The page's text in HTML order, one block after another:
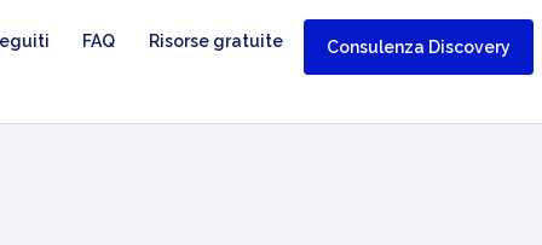
FAQ Risorse gratuite Consulenza Discovery